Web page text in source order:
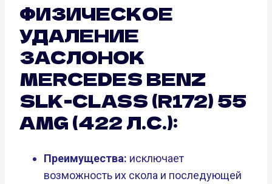
ФИЗИЧЕСКОЕ
УДАЛЕНИЕ
ЗАСЛОНОК
MERCEDES BENZ
SLK-CLASS (R172) 55
AMG (422 Л.С.):
Преимущества: исключает
возможность их скола и последующей